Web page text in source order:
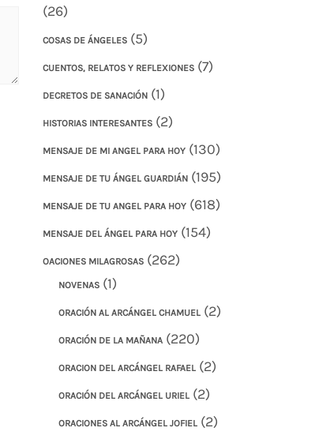
(26)
COSAS DE ÁNGELES(5)
CUENTOS, RELATOS Y REFLEXIONES(7)
DECRETOS DE SANACIÓN(1)
HISTORIAS INTERESANTES(2)
MENSAJE DE MI ANGEL PARA HOY(130)
MENSAJE DE TU ÁNGEL GUARDIÁN(195)
MENSAJE DE TU ANGEL PARA HOY(618)
MENSAJE DEL ÁNGEL PARA HOY(154)
OACIONES MILAGROSAS(262)
NOVENAS(1)
ORACIÓN AL ARCÁNGEL CHAMUEL(2)
ORACIÓN DE LA MAÑANA(220)
ORACION DEL ARCÁNGEL RAFAEL(2)
ORACIÓN DEL ARCÁNGEL URIEL(2)
ORACIONES AL ARCÁNGEL JOFIEL(2)